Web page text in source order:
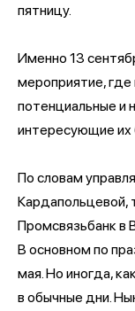
пятницу.
Именно 13
мероприятие,
потенциальные и
интересующие их
По словам
Кардапольцевой,
Промсвязьбанк в
В основном по
мая. Но иногда,
в обычные дни.